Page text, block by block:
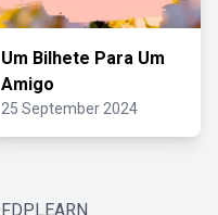
Um Bilhete Para Um
Amigo
25 September 2024
FDPLEARN